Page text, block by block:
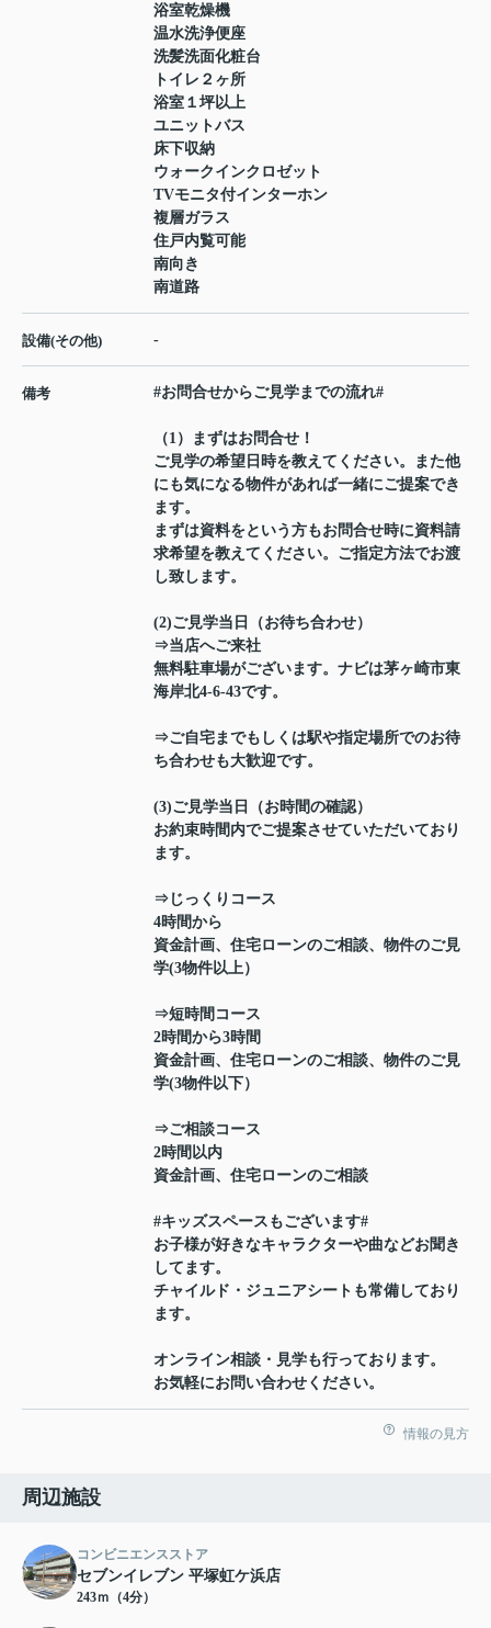
浴室乾燥機
温水洗浄便座
洗髪洗面化粧台
トイレ２ヶ所
浴室１坪以上
ユニットバス
床下収納
ウォークインクロゼット
TVモニタ付インターホン
複層ガラス
住戸内覧可能
南向き
南道路
設備(その他) -
備考 #お問合せからご見学までの流れ#
（1）まずはお問合せ！
ご見学の希望日時を教えてください。また他
にも気になる物件があれば一緒にご提案でき
ます。
まずは資料をという方もお問合せ時に資料請
求希望を教えてください。ご指定方法でお渡
し致します。
(2)ご見学当日（お待ち合わせ）
⇒当店へご来社
無料駐車場がございます。ナビは茅ヶ崎市東
海岸北4-6-43です。
⇒ご自宅までもしくは駅や指定場所でのお待
ち合わせも大歓迎です。
(3)ご見学当日（お時間の確認）
お約束時間内でご提案させていただいており
ます。
⇒じっくりコース
4時間から
資金計画、住宅ローンのご相談、物件のご見
学(3物件以上）
⇒短時間コース
2時間から3時間
資金計画、住宅ローンのご相談、物件のご見
学(3物件以下）
⇒ご相談コース
2時間以内
資金計画、住宅ローンのご相談
#キッズスペースもございます#
お子様が好きなキャラクターや曲などお聞き
してます。
チャイルド・ジュニアシートも常備しており
ます。
オンライン相談・見学も行っております。
お気軽にお問い合わせください。
情報の見方
周辺施設
コンビニエンスストア
セブンイレブン 平塚虹ケ浜店
243ｍ（4分）